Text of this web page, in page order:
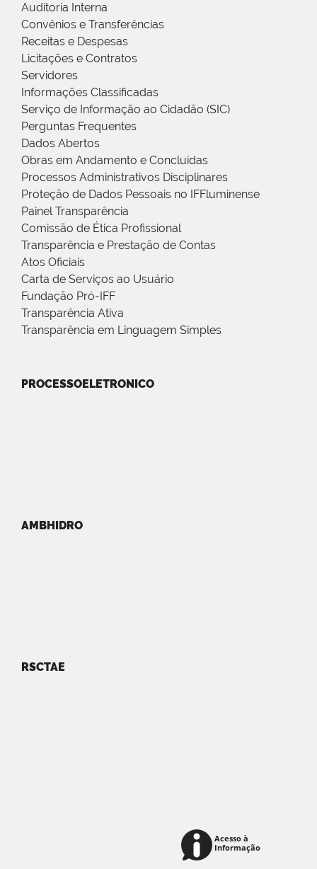
Auditoria Interna
Convênios e Transferências
Receitas e Despesas
Licitações e Contratos
Servidores
Informações Classificadas
Serviço de Informação ao Cidadão (SIC)
Perguntas Frequentes
Dados Abertos
Obras em Andamento e Concluídas
Processos Administrativos Disciplinares
Proteção de Dados Pessoais no IFFluminense
Painel Transparência
Comissão de Ética Profissional
Transparência e Prestação de Contas
Atos Oficiais
Carta de Serviços ao Usuário
Fundação Pró-IFF
Transparência Ativa
Transparência em Linguagem Simples
PROCESSOELETRONICO
AMBHIDRO
RSCTAE